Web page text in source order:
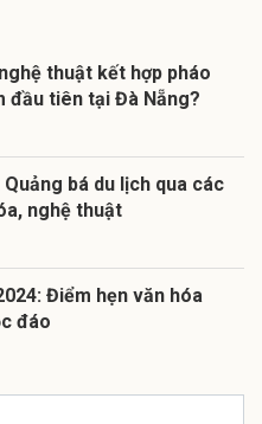
thuật kết hợp pháo
đầu tiên tại Đà Nẵng?
bá du lịch qua các
nghệ thuật
Điểm hẹn văn hóa
đáo